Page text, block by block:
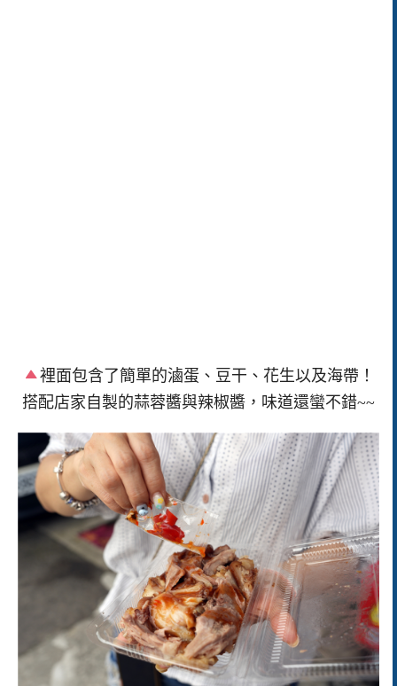
裡面包含了簡單的滷蛋、豆干、花生以及海帶！
搭配店家自製的蒜蓉醬與辣椒醬，味道還蠻不錯~~